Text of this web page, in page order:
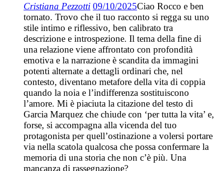
Cristiana Pezzotti 09/10/2025Ciao Rocco e ben
tornato. Trovo che il tuo racconto si regga su uno
stile intimo e riflessivo, ben calibrato tra
descrizione e introspezione. Il tema della fine di
una relazione viene affrontato con profondità
emotiva e la narrazione è scandita da immagini
potenti alternate a dettagli ordinari che, nel
contesto, diventano metafore della vita di coppia
quando la noia e l’indifferenza sostituiscono
l’amore. Mi è piaciuta la citazione del testo di
Garcia Marquez che chiude con ‘per tutta la vita’ e,
forse, si accompagna alla vicenda del tuo
protagonista per quell’ostinazione a volersi portare
via nella scatola qualcosa che possa confermare la
memoria di una storia che non c’è più. Una
mancanza di rassegnazione?